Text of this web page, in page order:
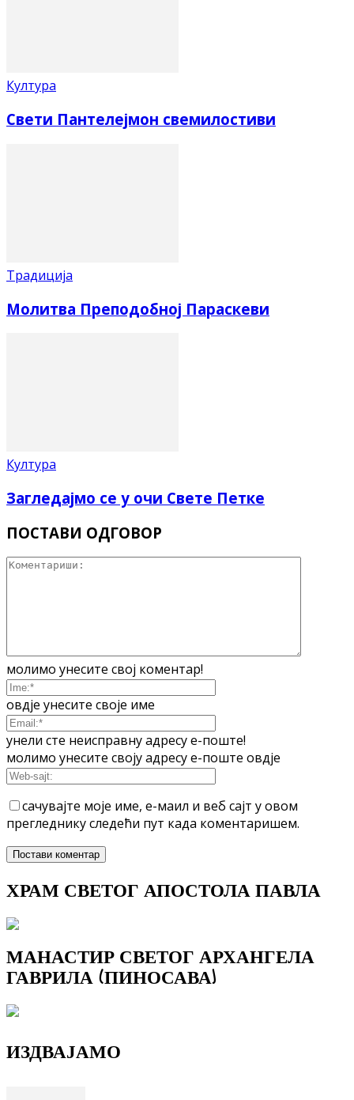
Култура
Свети Пантелејмон свемилостиви
Традиција
Молитва Преподобној Параскеви
Култура
Загледајмо се у очи Свете Петке
ПОСТАВИ ОДГОВОР
молимо унесите свој коментар!
овдје унесите своје име
унели сте неисправну адресу е-поште!
молимо унесите своју адресу е-поште овдје
сачувајте моје име, е-маил и веб сајт у овом
прегледнику следећи пут када коментаришем.
ХРАМ СВЕТОГ АПОСТОЛА ПАВЛА
МАНАСТИР СВЕТОГ АРХАНГЕЛА
ГАВРИЛА (ПИНОСАВА)
ИЗДВАЈАМО